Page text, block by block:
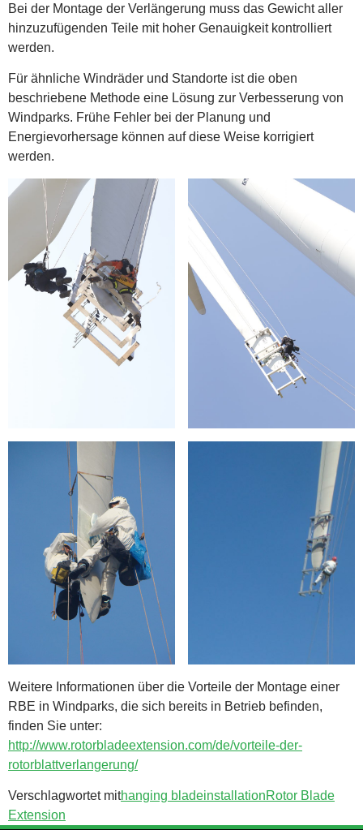
Bei der Montage der Verlängerung muss das Gewicht aller
hinzuzufügenden Teile mit hoher Genauigkeit kontrolliert
werden.
Für ähnliche Windräder und Standorte ist die oben
beschriebene Methode eine Lösung zur Verbesserung von
Windparks. Frühe Fehler bei der Planung und
Energievorhersage können auf diese Weise korrigiert
werden.
Weitere Informationen über die Vorteile der Montage einer
RBE in Windparks, die sich bereits in Betrieb befinden,
finden Sie unter:
http://www.rotorbladeextension.com/de/vorteile-der-
rotorblattverlangerung/
Verschlagwortet mithanging bladeinstallationRotor Blade
Extension